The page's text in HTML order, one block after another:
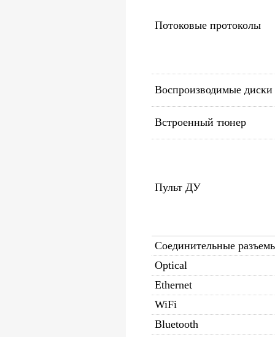
Потоковые протоколы
Воспроизводимые диски
Встроенный тюнер
Пульт ДУ
Соединительные
Optical
Ethernet
WiFi
Bluetooth